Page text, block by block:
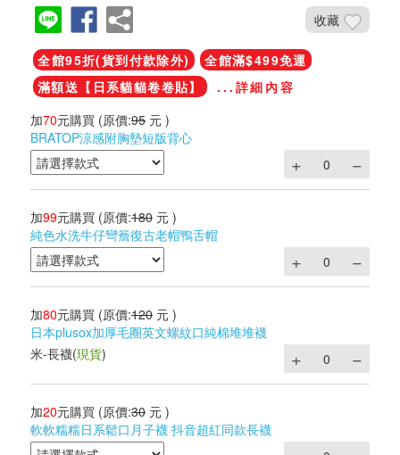
收藏
全館95折(貨到付款除外)
全館滿$499免運
滿額送【日系貓貓卷卷貼】
...詳細內容
加70元購買 (原價:95 元 )
BRATOP涼感附胸墊短版背心
加99元購買 (原價:180 元 )
純色水洗牛仔彎簷復古老帽鴨舌帽
加80元購買 (原價:120 元 )
日本plusox加厚毛圈英文螺紋口純棉堆堆襪
米-長襪(現貨)
加20元購買 (原價:30 元 )
軟軟糯糯日系鬆口月子襪 抖音超紅同款長襪